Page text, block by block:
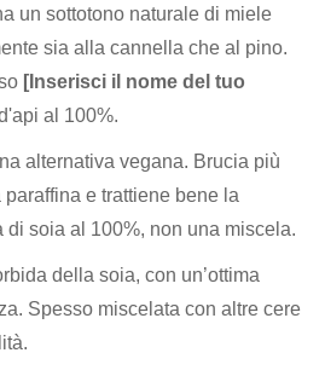
un sottotono naturale di miele
sia alla cannella che al pino.
[Inserisci il nome del tuo
al 100%.
alternativa vegana. Brucia più
e trattiene bene la
di soia al 100%, non una miscela.
della soia, con un’ottima
Spesso miscelata con altre cere